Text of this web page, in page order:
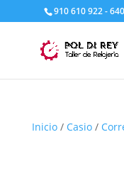
910 610 922 -
Inicio/ Casio/